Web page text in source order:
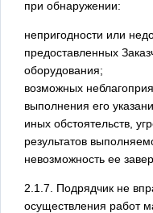
при обнаружении:
непригодности или
предоставленных
оборудования;
возможных
выполнения его
иных обстоятельств,
результатов
невозможность ее
2.1.7. Подрядчик не
осуществления работ